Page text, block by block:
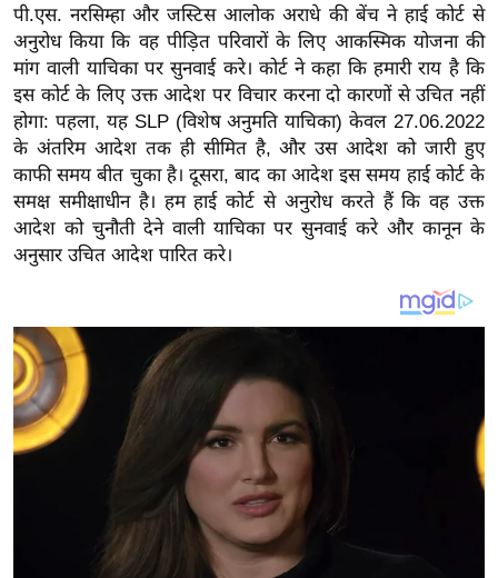
क्रि
के
ट
I
P
L
2
0
2
इ
म
ई
-
पी.एस. नरसिम्हा और जस्टिस आलोक अराधे की बेंच ने हाई कोर्ट से
अनुरोध किया कि वह पीड़ित परिवारों के लिए आकस्मिक योजना की
मांग वाली याचिका पर सुनवाई करे। कोर्ट ने कहा कि हमारी राय है कि
इस कोर्ट के लिए उक्त आदेश पर विचार करना दो कारणों से उचित नहीं
होगा: पहला, यह SLP (विशेष अनुमति याचिका) केवल 27.06.2022
के अंतरिम आदेश तक ही सीमित है, और उस आदेश को जारी हुए
काफी समय बीत चुका है। दूसरा, बाद का आदेश इस समय हाई कोर्ट के
समक्ष समीक्षाधीन है। हम हाई कोर्ट से अनुरोध करते हैं कि वह उक्त
आदेश को चुनौती देने वाली याचिका पर सुनवाई करे और कानून के
अनुसार उचित आदेश पारित करे।